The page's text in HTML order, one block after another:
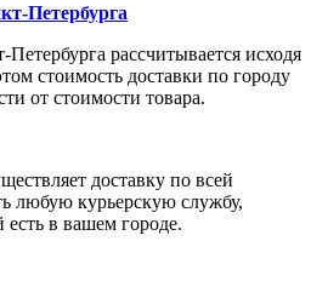
Петербурга
рассчитывается исходя
стоимость доставки по городу
от стоимости товара.
доставку по всей
любую курьерскую службу,
есть в вашем городе.